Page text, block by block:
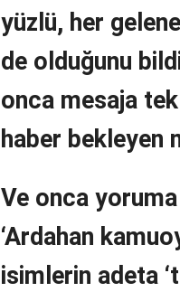
yüzlü, her
de olduğunu
onca mesaja
haber bekleyen
Ve onca
‘Ardahan
isimlerin adeta